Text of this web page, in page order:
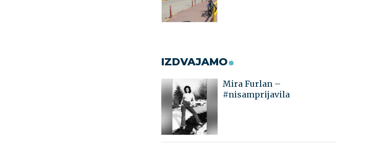
IZDVAJAMO
Mira Furlan –
#nisamprijavila